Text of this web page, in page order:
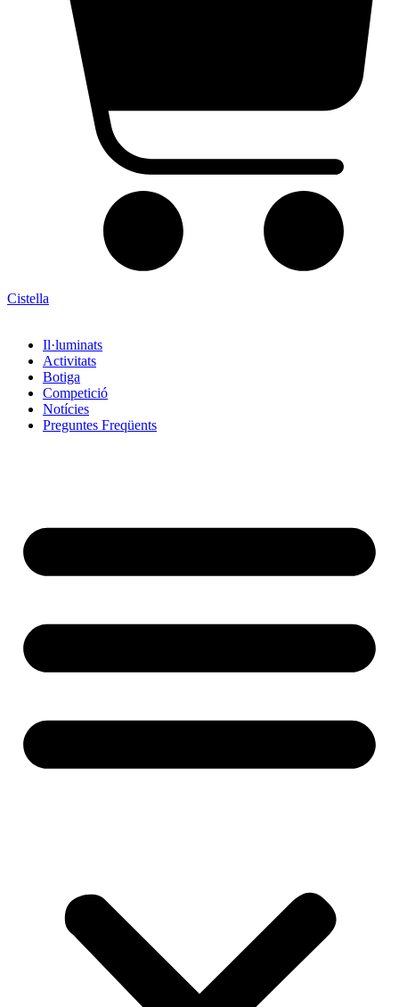
Cistella
Il·luminats
Activitats
Botiga
Competició
Notícies
Preguntes Freqüents